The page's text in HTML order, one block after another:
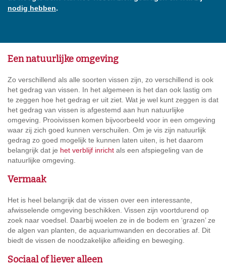
nodig hebben.
Een natuurlijke omgeving
Zo verschillend als alle soorten vissen zijn, zo verschillend is ook
het gedrag van vissen. In het algemeen is het dan ook lastig om
te zeggen hoe het gedrag er uit ziet. Wat je wel kunt zeggen is dat
het gedrag van vissen is afgestemd aan hun natuurlijke
omgeving. Prooivissen komen bijvoorbeeld voor in een omgeving
waar zij zich goed kunnen verschuilen. Om je vis zijn natuurlijk
gedrag zo goed mogelijk te kunnen laten uiten, is het daarom
belangrijk dat je het verblijf inricht als een afspiegeling van de
natuurlijke omgeving.
Vermaak
Het is heel belangrijk dat de vissen over een interessante,
afwisselende omgeving beschikken. Vissen zijn voortdurend op
zoek naar voedsel. Daarbij woelen ze in de bodem en ‘grazen’ ze
de algen van planten, de aquariumwanden en decoraties af. Dit
biedt de vissen de noodzakelijke afleiding en beweging.
Sociaal of liever alleen